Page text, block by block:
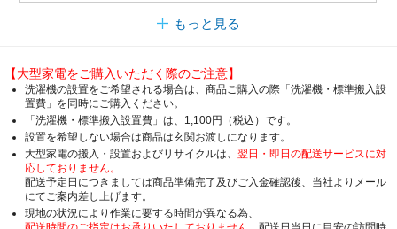
もっと見る
【大型家電をご購入いただく際のご注意】
洗濯機の設置をご希望される場合は、商品ご購入の際「洗濯機・標準搬入設
置費」を同時にご購入ください。
「洗濯機・標準搬入設置費」は、1,100円（税込）です。
設置を希望しない場合は商品は玄関お渡しになります。
大型家電の搬入・設置およびリサイクルは、 翌日・即日の配送サービスに対
応しておりません。
配送予定日につきましては商品準備完了及びご入金確認後、当社よりメール
にてご案内差し上げます。
現地の状況により作業に要する時間が異なる為、